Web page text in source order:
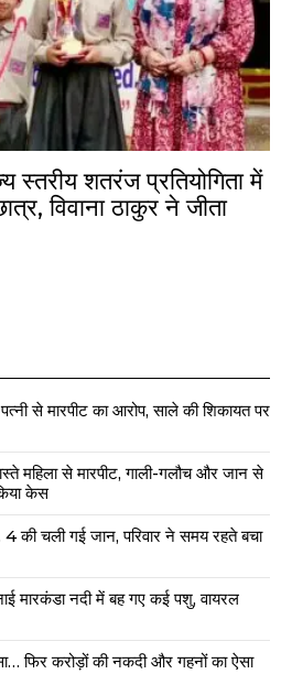
शतरंज प्रतियोगिता में
विवाना ठाकुर ने जीता
से मारपीट का आरोप, साले की शिकायत पर
से मारपीट, गाली-गलौच और जान से
केस
की चली गई जान, परिवार ने समय रहते बचा
मारकंडा नदी में बह गए कई पशु, वायरल
फिर करोड़ों की नकदी और गहनों का ऐसा